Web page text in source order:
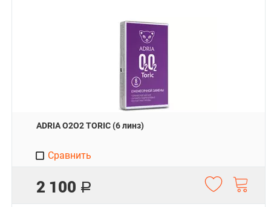
ADRIA O2O2 TORIC (6 линз)
2 100 Р
Сравнить